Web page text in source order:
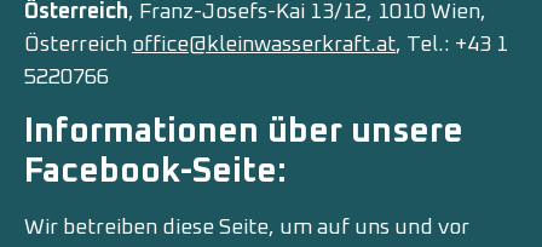
Österreich, Franz-Josefs-Kai 13/12, 1010 Wien,
Österreich office@kleinwasserkraft.at, Tel.: +43 1
5220766
Informationen über unsere
Facebook-Seite:
Wir betreiben diese Seite, um auf uns und vor